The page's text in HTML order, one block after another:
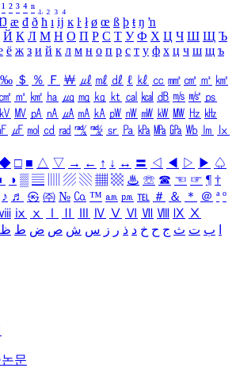
¹ ² ³ ⁴ ⁿ ₁ ₂ ₃ ₄
æ đ ð ħ ı ĳ ĸ ŀ ł ø œ ß þ ŧ ŋ ŉ
Й К Л М Н О П Р С Т У Ф Х Ц Ч Ш Щ Ъ
ё ж з и й к л м н о п р с т у ф х ц ч ш щ ъ
‰ ＄ ％ Ｆ ￦ ㎕ ㎖ ㎗ ℓ ㎘ ㏄ ㎣ ㎤ ㎥ ㎦
㎠ ㎡ ㎢ ㏊ ㎍ ㎎ ㎏ ㏏ ㎈ ㎉ ㏈ ㎧ ㎨ ㎰
㎸ ㎹ ㎀ ㎁ ㎂ ㎃ ㎄ ㎺ ㎻ ㎽ ㎾ ㎿ ㎐ ㎑
㎌ ㏖ ㏅ ㎭ ㎮ ㎯ ㏛ ㎩ ㎪ ㎫ ㎬ ㏝ ㏐
㏓
□ ■ △ ▽ → ← ↑ ↓ ↔ 〓 ◁ ◀ ▷ ▶ ♤
◑ ▒ ▤ ▨ ▧ ▦ ▩ ♨ ☏ ☎ ☜ ☞ ¶ †
♪ ♬ ㉿ ㈜ № ㏇ ™ ㏂ ㏘ ℡ ＃ ＆ ＊ ＠ ª º
ⅷ ⅸ ⅹ Ⅳ Ⅴ Ⅵ Ⅶ Ⅷ Ⅸ Ⅹ
ب ت ث ج ح خ د ذ ر ز س ش ص ض ط ظ
문